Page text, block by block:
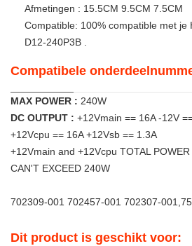
Afmetingen : 15.5CM 9.5CM 7.5CM
Compatible: 100% compatible met je
D12-240P3B .
Compatibele
MAX POWER : 240W
DC OUTPUT : +12Vmain == 16A -12V
+12Vcpu == 16A +12Vsb == 1.3A
+12Vmain and +12Vcpu TOTAL POWER
CAN'T EXCEED 240W
702309-001 702457-001 702307-
Dit product is geschikt voor: